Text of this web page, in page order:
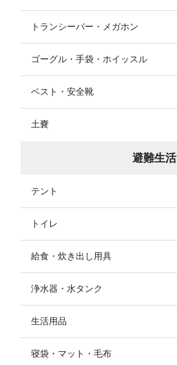
トランシーバー・メガホン
ゴーグル・手袋・ホイッスル
ベスト・安全靴
土嚢
避難生活
テント
トイレ
給食・炊き出し用具
浄水器・水タンク
生活用品
寝袋・マット・毛布